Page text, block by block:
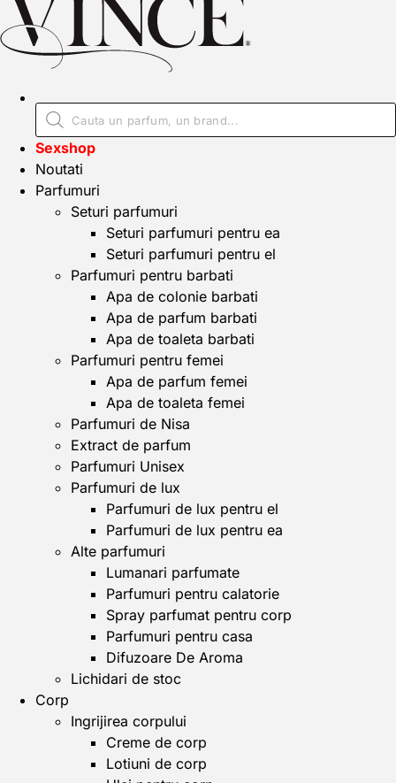
Sexshop
Noutati
Parfumuri
Seturi parfumuri
Seturi parfumuri pentru ea
Seturi parfumuri pentru el
Parfumuri pentru barbati
Apa de colonie barbati
Apa de parfum barbati
Apa de toaleta barbati
Parfumuri pentru femei
Apa de parfum femei
Apa de toaleta femei
Parfumuri de Nisa
Extract de parfum
Parfumuri Unisex
Parfumuri de lux
Parfumuri de lux pentru el
Parfumuri de lux pentru ea
Alte parfumuri
Lumanari parfumate
Parfumuri pentru calatorie
Spray parfumat pentru corp
Parfumuri pentru casa
Difuzoare De Aroma
Lichidari de stoc
Corp
Ingrijirea corpului
Creme de corp
Lotiuni de corp